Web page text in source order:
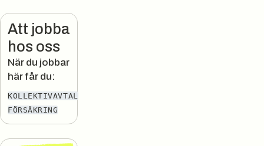
Att jobba
hos oss
När du jobbar
här får du:
KOLLEKTIVAVTAL
FÖRSÄKRING